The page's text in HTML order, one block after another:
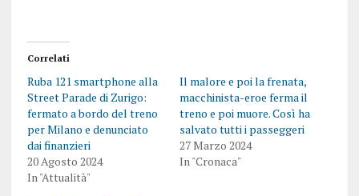
Correlati
Ruba 121 smartphone alla
Street Parade di Zurigo:
fermato a bordo del treno
per Milano e denunciato
dai finanzieri
20 Agosto 2024
In "Attualità"
Il malore e poi la frenata,
macchinista-eroe ferma il
treno e poi muore. Così ha
salvato tutti i passeggeri
27 Marzo 2024
In "Cronaca"